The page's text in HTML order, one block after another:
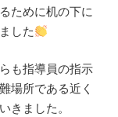
ために机の下に
した
も指導員の指示
場所である近く
きました。